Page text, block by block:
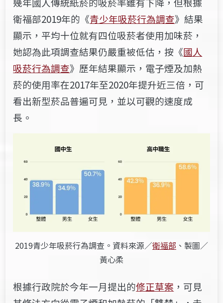
衛福部2019年的《青少年吸菸行為調查》結果
顯示，平均十位就有四位吸菸者使用加味菸，
她認為此項調查結果仍嚴重被低估，按《國人
吸菸行為調查》歷年結果顯示，電子煙及加熱
菸的使用率在2017年至2020年提升近三倍，可
看出新型菸品普遍可見，並以可觀的速度成
長。
2019青少年吸菸行為調查。資料來源／衛福部 、製圖／
黃心柔
根據行政院於今年一月提出的修正草案 ，可見